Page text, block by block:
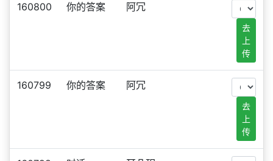
160800 你的答案 阿冗
去
上
传
160799 你的答案 阿冗
去
上
传